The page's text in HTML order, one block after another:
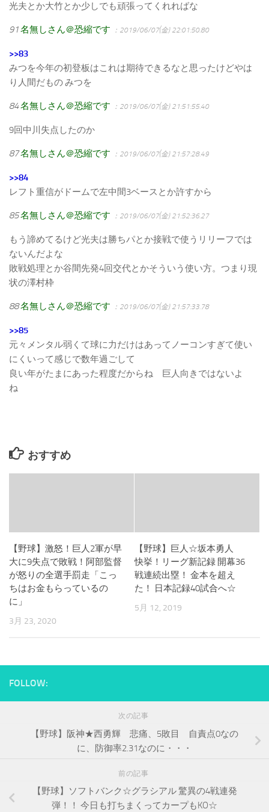
光夫とか大竹とか少しでも頑張ってくれればな
91名無しさん＠恐縮です ：2019/06/07(金) 22:01:50.80
>>83
みつを今年の初登板はこれは期待できるなと思ったけどやは
り人間だもの みつを
84名無しさん＠恐縮です ：2019/06/07(金) 21:51:55.40
9回中川失点したのか
87名無しさん＠恐縮です ：2019/06/07(金) 21:57:28.49
>>84
レフト重信がドームで左中間3ベースとか許すから
85名無しさん＠恐縮です ：2019/06/07(金) 21:52:36.27
もう諦めてるけど光夫は勝ちパとか接戦で使うリリーフでは
ないんだよな
敗戦処理とか谷間先発4回交代とかそういう使い方。つまり現
状の澤村枠
88名無しさん＠恐縮です ：2019/06/07(金) 21:57:33.78
>>85
元々メンタル弱くて球に力だけはあってノーコンすぎて使い
にくいって感じで数年過ごして
良い年がたまにあった程度だからね 巨人向きではないよ
ね
おすすめ
【野球】激怒！巨人2軍が早
大に9失点で敗戦！阿部監督
が怒りの全選手罰走「こっ
ちはお金もらっているの
に」
3月 23, 2020
【野球】巨人☆坂本勇人
快挙！リーグ新記録 開幕36
戦連続出塁！ 金本を超え
た！ 日本記録40試合へ☆
5月 12, 2019
FOLLOW:
次の記事
【野球】阪神★西勇輝 悲痛、5敗目 自責点0なの
に、防御率2.31なのに・・・
前の記事
【野球】ソフトバンク☆グラシアル 驚異の4戦連発
弾！！ 今日も打ちまくってカープもKO☆